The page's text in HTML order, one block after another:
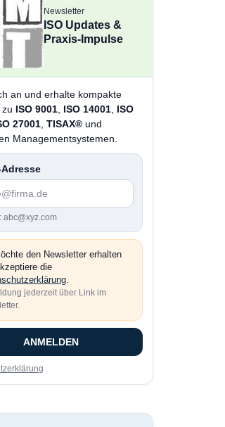
Newsletter
ISO Updates &
Praxis-Impulse
an und erhalte kompakte
ISO 9001 ISO 14001 ISO
27001 TISAX® und
Managementsystemen.
abc@xyz.com
den Newsletter erhalten
die
.
jederzeit über Link im
ANMELDEN